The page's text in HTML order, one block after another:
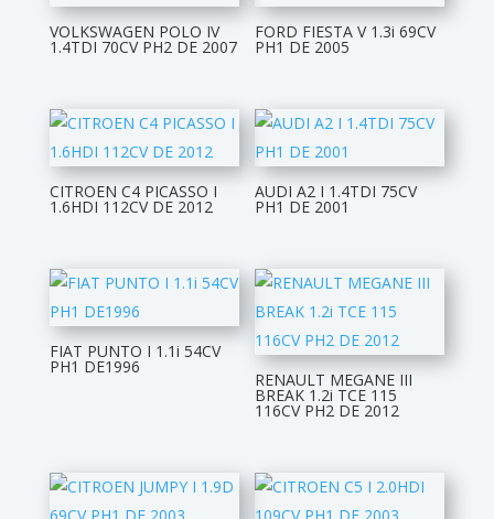
VOLKSWAGEN POLO IV
1.4TDI 70CV PH2 DE 2007
FORD FIESTA V 1.3i 69CV
PH1 DE 2005
CITROEN C4 PICASSO I
1.6HDI 112CV DE 2012
AUDI A2 I 1.4TDI 75CV
PH1 DE 2001
FIAT PUNTO I 1.1i 54CV
PH1 DE1996
RENAULT MEGANE III
BREAK 1.2i TCE 115
116CV PH2 DE 2012